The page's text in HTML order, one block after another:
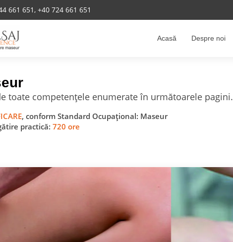
661 651, +40 724 661 651
Acasă Despre noi
toate competențele enumerate în următoarele pagini.
, conform Standard Ocupațional: Maseur
practică: 720 ore